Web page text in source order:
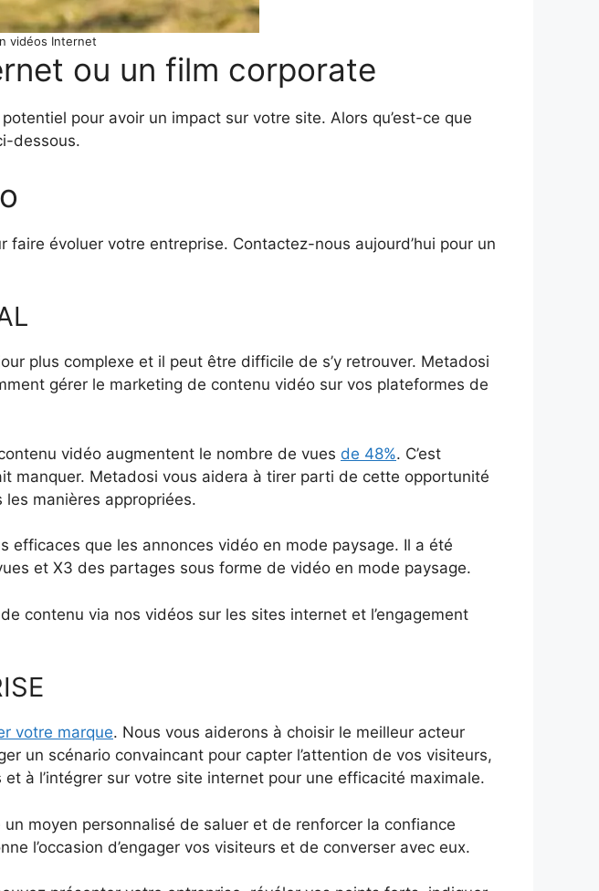
vidéos Internet
ou un film corporate
pour avoir un impact sur votre site. Alors qu’est-ce que
dessous.
évoluer votre entreprise. Contactez-nous aujourd’hui pour un
plus complexe et il peut être difficile de s’y retrouver. Metadosi
gérer le marketing de contenu vidéo sur vos plateformes de
vidéo augmentent le nombre de vues de 48%. C’est
manquer. Metadosi vous aidera à tirer parti de cette opportunité
manières appropriées.
que les annonces vidéo en mode paysage. Il a été
et X3 des partages sous forme de vidéo en mode paysage.
contenu via nos vidéos sur les sites internet et l’engagement
votre marque. Nous vous aiderons à choisir le meilleur acteur
un scénario convaincant pour capter l’attention de vos visiteurs,
à l’intégrer sur votre site internet pour une efficacité maximale.
moyen personnalisé de saluer et de renforcer la confiance
l’occasion d’engager vos visiteurs et de converser avec eux.